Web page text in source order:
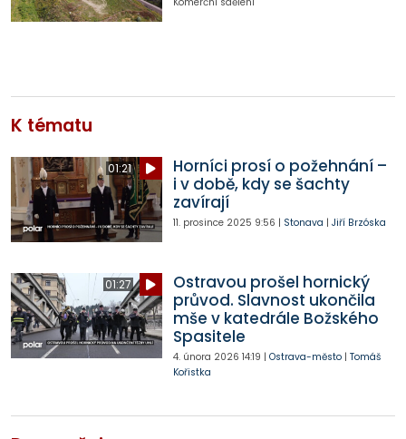
K tématu
01:21
Horníci prosí o požehnání –
i v době, kdy se šachty
zavírají
11. prosince 2025 9:56 | Stonava | Jiří Brzóska
01:27
Ostravou prošel hornický
průvod. Slavnost ukončila
mše v katedrále Božského
Spasitele
4. února 2026 14:19 | Ostrava-město| Tomáš
Kořistka